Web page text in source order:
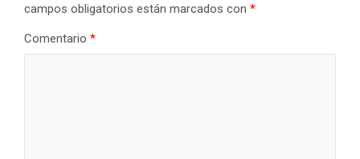
campos obligatorios están marcados con *
Comentario *